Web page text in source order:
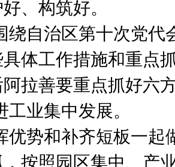
、构筑好。
绕自治区第十次党代
体工作措施和重点
拉善要重点抓好六
工业集中发展。
优势和补齐短板一起
按照园区集中、产